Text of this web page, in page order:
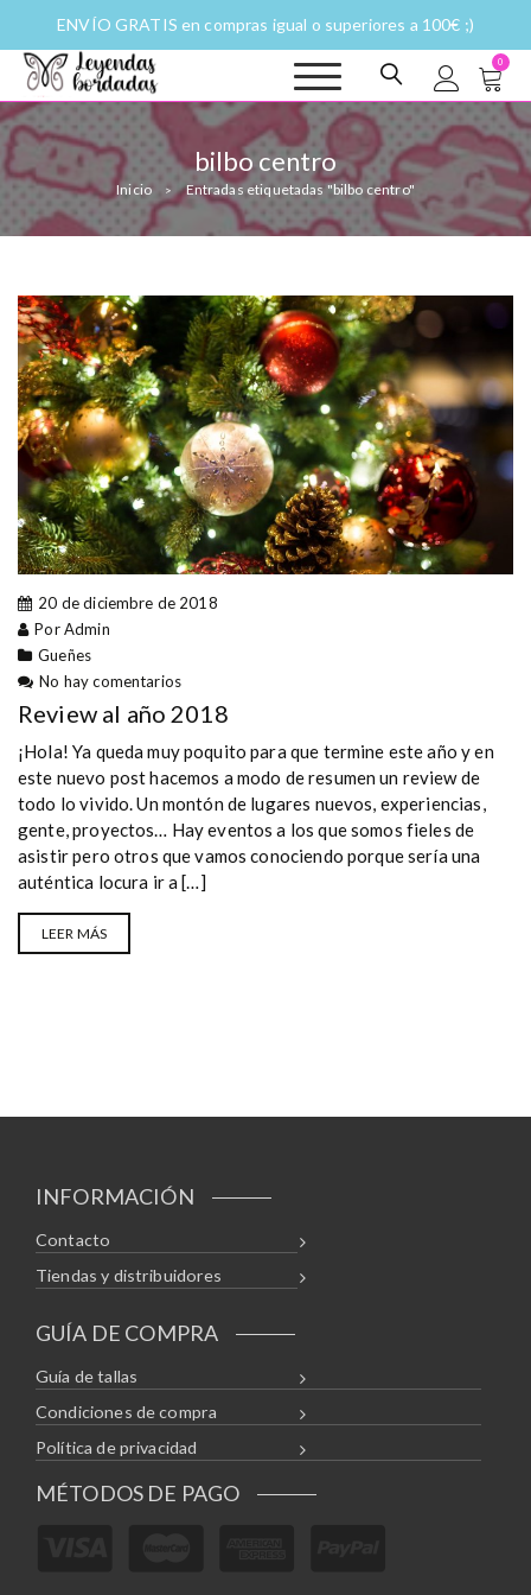
ENVÍO GRATIS en compras igual o superiores a 100€ ;)
Leyendas
bordadas |
Historias
fantásticas a
puntadas
Moda y complementos
0
bilbo centro
Inicio > Entradas etiquetadas "bilbo centro"
20 de diciembre de 2018
Por Admin
Gueñes
No hay comentarios
Review al año 2018
¡Hola! Ya queda muy poquito para que termine este año y en
este nuevo post hacemos a modo de resumen un review de
todo lo vivido. Un montón de lugares nuevos, experiencias,
gente, proyectos… Hay eventos a los que somos fieles de
asistir pero otros que vamos conociendo porque sería una
auténtica locura ir a […]
LEER MÁS
INFORMACIÓN
Contacto
Tiendas y distribuidores
GUÍA DE COMPRA
Guía de tallas
Condiciones de compra
Política de privacidad
MÉTODOS DE PAGO